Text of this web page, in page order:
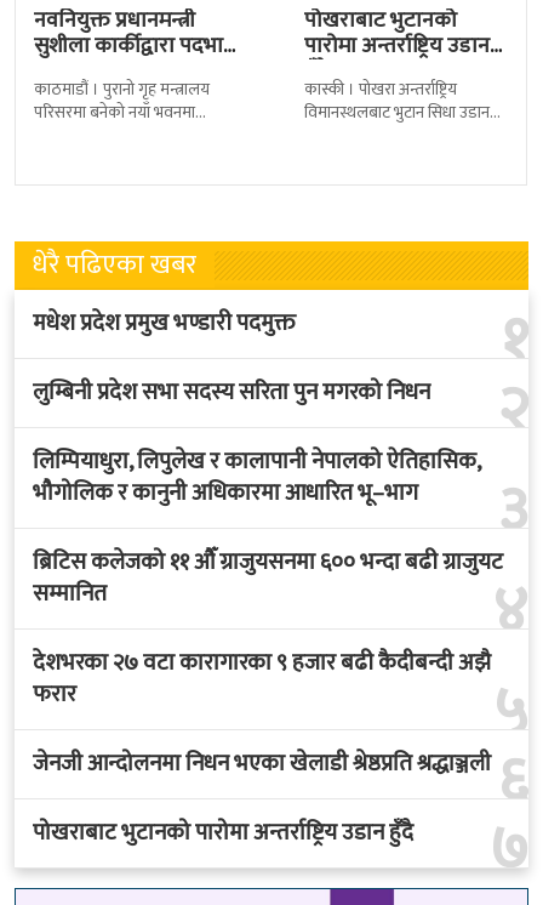
नवनियुक्त प्रधानमन्त्री
सुशीला कार्कीद्वारा पदभार
काठमाडौं । पुरानो गृह मन्त्रालय
परिसरमा बनेको नयाँ भवनमा
नवनियुक्त
पोखराबाट भुटानको
पारोमा अन्तर्राष्ट्रिय उडान
हुँदै
कास्की । पोखरा अन्तर्राष्ट्रिय
विमानस्थलबाट भुटान सिधा उडान
लागेको हो
धेरै पढिएका खबर
१
मधेश प्रदेश प्रमुख भण्डारी पदमुक्त
२
लुम्बिनी प्रदेश सभा सदस्य सरिता पुन मगरको निधन
३
लिम्पियाधुरा, लिपुलेख र कालापानी नेपालको ऐतिहासिक,
भौगोलिक र कानुनी अधिकारमा आधारित भू–भाग
४
ब्रिटिस कलेजको ११ औँ ग्राजुयसनमा ६०० भन्दा बढी ग्राजुयट
सम्मानित
५
देशभरका २७ वटा कारागारका ९ हजार बढी कैदीबन्दी अझै
फरार
६
जेनजी आन्दोलनमा निधन भएका खेलाडी श्रेष्ठप्रति श्रद्धाञ्जली
७
पोखराबाट भुटानको पारोमा अन्तर्राष्ट्रिय उडान हुँदै